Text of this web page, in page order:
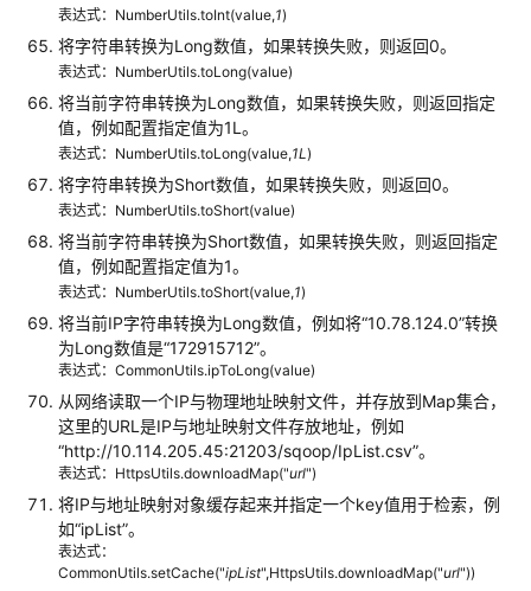
源
支
区
域
系
统
权
限
表达式：NumberUtils.toInt(value,1)
将字符串转换为Long数值，如果转换失败，则返回0。
表达式：NumberUtils.toLong(value)
将当前字符串转换为Long数值，如果转换失败，则返回指定
值，例如配置指定值为1L。
表达式：NumberUtils.toLong(value,1L )
将字符串转换为Short数值，如果转换失败，则返回0。
表达式：NumberUtils.toShort(value)
将当前字符串转换为Short数值，如果转换失败，则返回指定
值，例如配置指定值为1。
表达式：NumberUtils.toShort(value,1)
将当前IP字符串转换为Long数值，例如将“10.78.124.0”转换
为Long数值是“172915712”。
表达式：CommonUtils.ipToLong(value)
从网络读取一个IP与物理地址映射文件，并存放到Map集合，
这里的URL是IP与地址映射文件存放地址，例如
“http://10.114.205.45:21203/sqoop/IpList.csv”。
表达式：HttpsUtils.downloadMap("url")
将IP与地址映射对象缓存起来并指定一个key值用于检索，例
如“ipList”。
表达式：
CommonUtils.setCache("ipList",HttpsUtils.downloadMap("url"))